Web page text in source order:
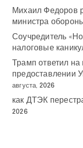
Михаил Федоров
министра
Соучредитель
налоговые
Трамп ответил на
предоставлении
августа, 2026
как ДТЭК
2026